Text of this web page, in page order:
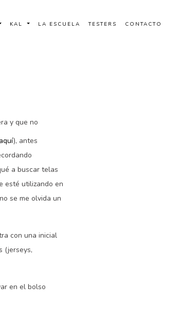
KAL LA ESCUELA TESTERS CONTACTO
y que no
aquí), antes
a buscar telas
esté utilizando en
se me olvida un
con una inicial
(jerseys,
en el bolso